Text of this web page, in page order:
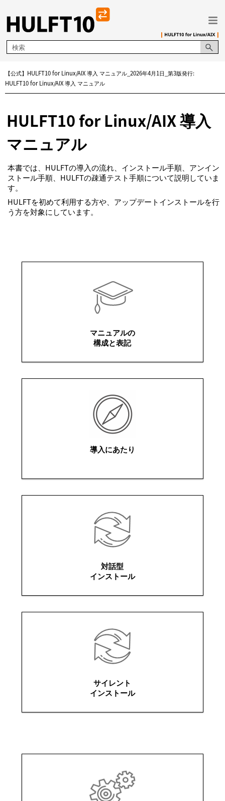
メイン コンテンツにスキップ
【公式】HULFT10 for Linux/AIX 導入 マニュアル_2026年4月1日_第3版発行:
HULFT10 for Linux/AIX 導入 マニュアル
HULFT10 for Linux/AIX 導入
マニュアル
本書では、HULFTの導入の流れ、インストール手順、アンイン
ストール手順、HULFTの疎通テスト手順について説明していま
す。
HULFTを初めて利用する方や、アップデートインストールを行
う方を対象にしています。
マニュアルの
構成と表記
導入にあたり
対話型
インストール
サイレント
インストール